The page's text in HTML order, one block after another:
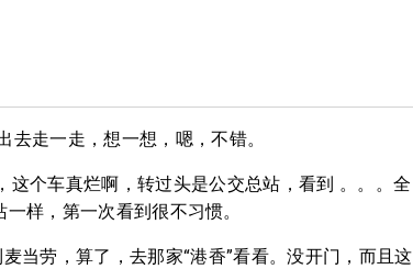
走一走，想一想，嗯，不错。
个车真烂啊，转过头是公交总站，看到 。。。全
样，第一次看到很不习惯。
当劳，算了，去那家“港香”看看。没开门，而且这